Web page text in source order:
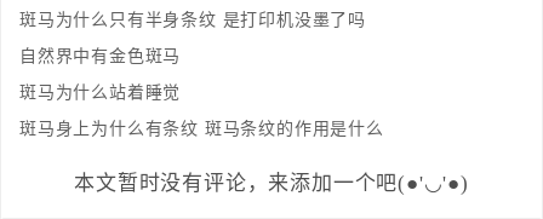
斑马为什么只有半身条纹 是打印机没墨了吗
自然界中有金色斑马
斑马为什么站着睡觉
斑马身上为什么有条纹 斑马条纹的作用是什么
本文暂时没有评论，来添加一个吧(●'◡'●)